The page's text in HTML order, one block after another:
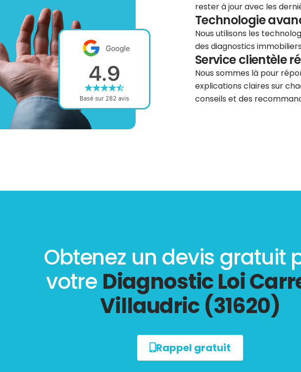
rester à jour avec les
Technologie
Nous utilisons les
des diagnostics
Service clientèle
Nous sommes là pour
explications claires sur
conseils et des
Obtenez un devis gratuit
votre Diagnostic Loi
Villaudric (31620)
Rappel gratuit